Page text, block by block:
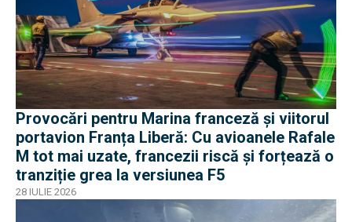
Provocări pentru Marina franceză și viitorul
portavion Franța Liberă: Cu avioanele Rafale
M tot mai uzate, francezii riscă și forțează o
tranziție grea la versiunea F5
28 IULIE 2026